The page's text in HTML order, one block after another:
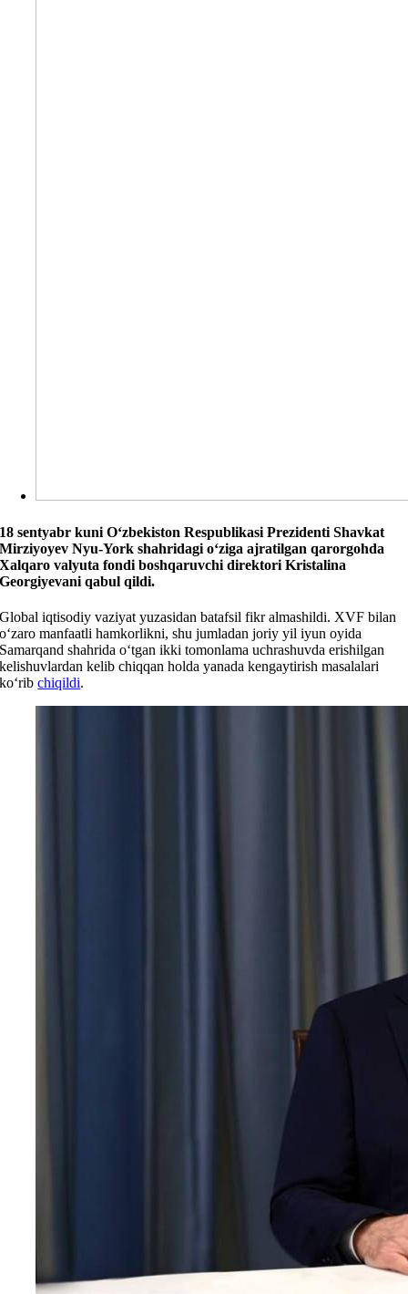
18 sentyabr kuni O‘zbekiston Respublikasi Prezidenti Shavkat
Mirziyoyev Nyu-York shahridagi o‘ziga ajratilgan qarorgohda
Xalqaro valyuta fondi boshqaruvchi direktori Kristalina
Georgiyevani qabul qildi.
Global iqtisodiy vaziyat yuzasidan batafsil fikr almashildi. XVF bilan
o‘zaro manfaatli hamkorlikni, shu jumladan joriy yil iyun oyida
Samarqand shahrida o‘tgan ikki tomonlama uchrashuvda erishilgan
kelishuvlardan kelib chiqqan holda yanada kengaytirish masalalari
ko‘ribchiqildi.